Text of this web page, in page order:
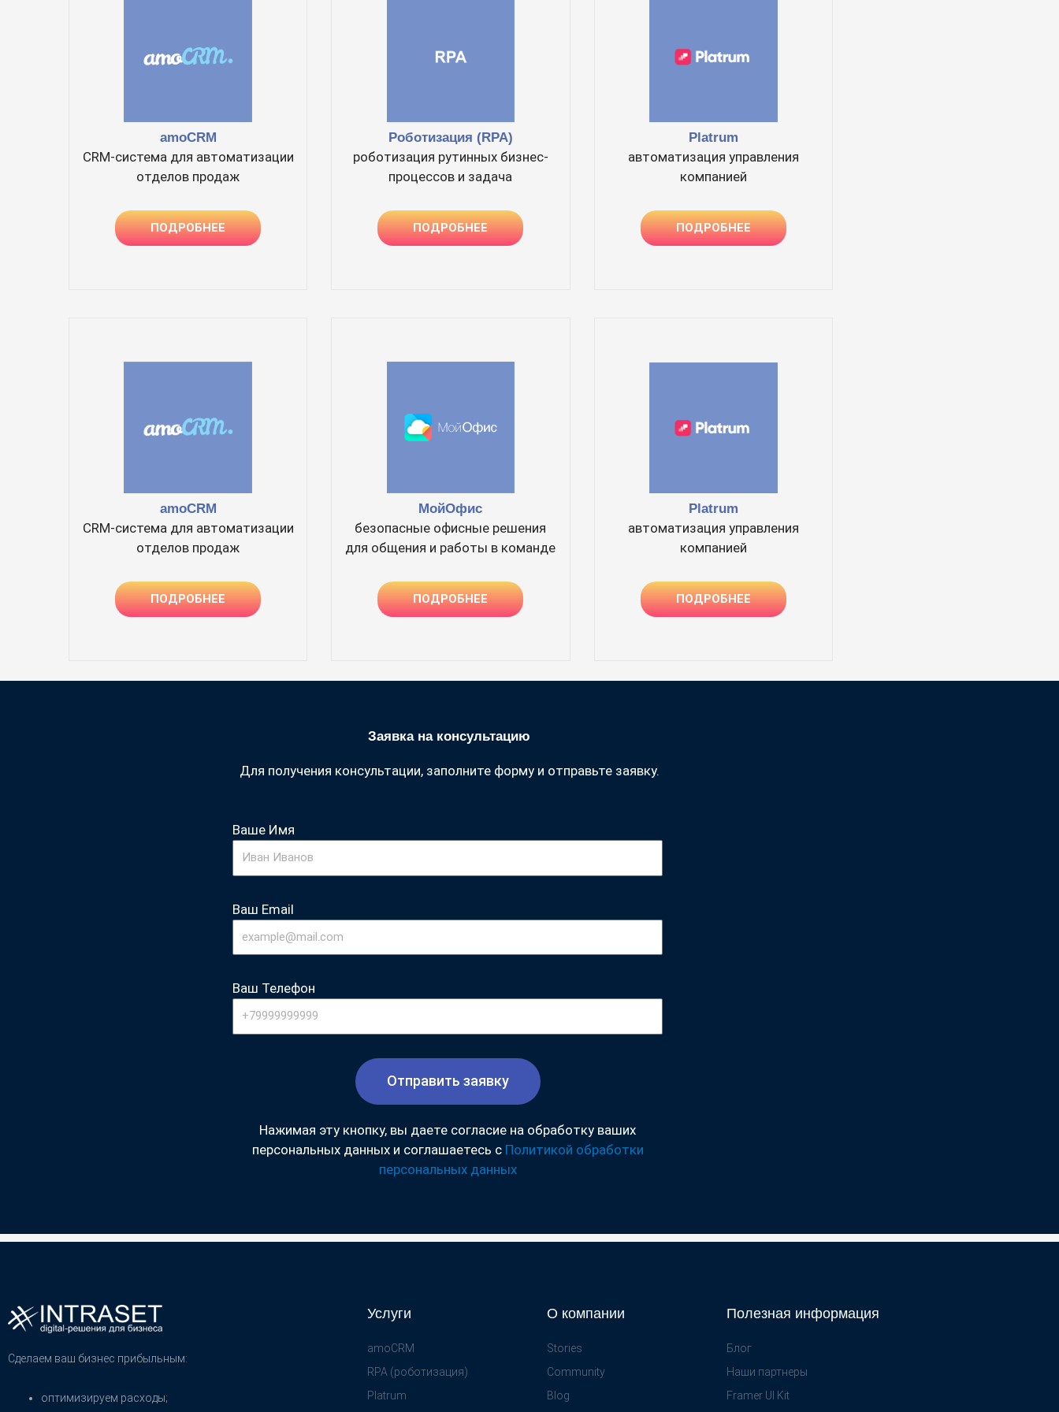
amoCRM
CRM-система для автоматизации
отделов продаж
ПОДРОБНЕЕ
Роботизация (RPA)
роботизация рутинных бизнес-
процессов и задача
ПОДРОБНЕЕ
Platrum
автоматизация управления
компанией
ПОДРОБНЕЕ
amoCRM
CRM-система для автоматизации
отделов продаж
ПОДРОБНЕЕ
МойОфис
безопасные офисные решения
для общения и работы в команде
ПОДРОБНЕЕ
Platrum
автоматизация управления
компанией
ПОДРОБНЕЕ
Заявка на консультацию
Для получения консультации, заполните форму и отправьте заявку.
Ваше Имя
Ваш Email
Ваш Телефон
Отправить заявку
Нажимая эту кнопку, вы даете согласие на обработку ваших
персональных данных и соглашаетесь с Политикой обработки
персональных данных
Сделаем ваш бизнес прибыльным:
оптимизируем расходы;
Услуги
amoCRM
RPA (роботизация)
Platrum
О компании
Stories
Community
Blog
Полезная информация
Блог
Наши партнеры
Framer UI Kit